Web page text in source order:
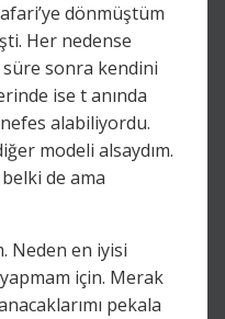
dönmüştüm
Her nedense
süre sonra kendini
ise t anında
alabiliyordu.
modeli alsaydım.
belki de ama
Neden en iyisi
için. Merak
pekala